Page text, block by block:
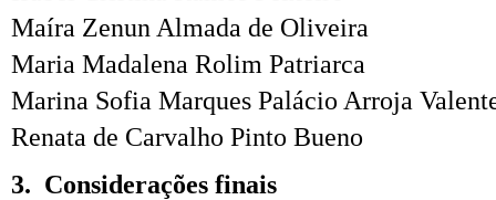
Maíra Zenun Almada de Oliveira
Maria Madalena Rolim Patriarca
Marina Sofia Marques Palácio Arroja
Renata de Carvalho Pinto Bueno
3. Considerações finais